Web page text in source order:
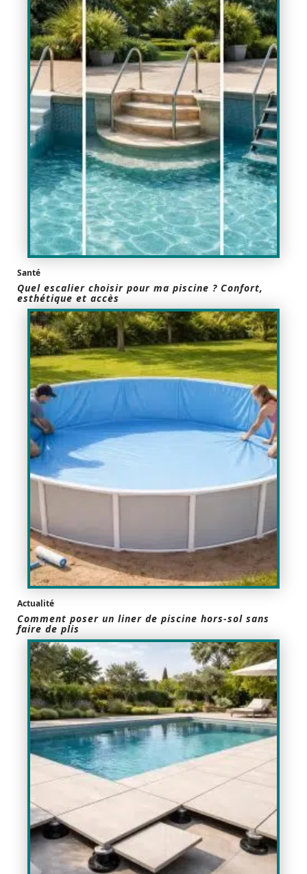
Santé
Quel escalier choisir pour ma piscine ? Confort,
esthétique et accès
Actualité
Comment poser un liner de piscine hors-sol sans
faire de plis